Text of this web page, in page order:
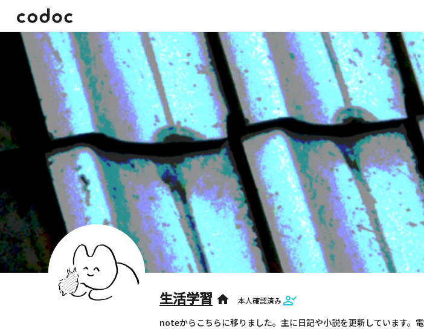
生活学習 home 本人確認済み
noteからこちらに移りました。主に日記や小説を更新しています